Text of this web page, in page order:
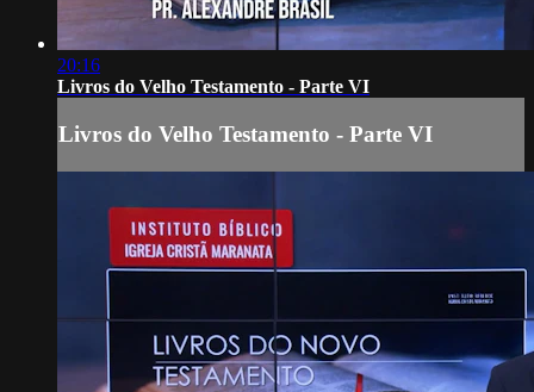
20:16
Livros do Velho Testamento - Parte VI
Livros do Velho Testamento - Parte VI